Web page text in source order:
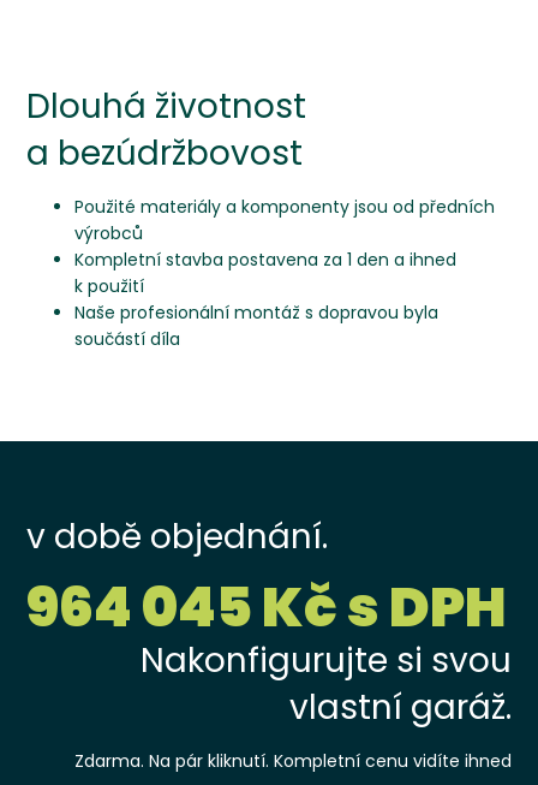
Dlouhá životnost
a bezúdržbovost
Použité materiály a komponenty jsou od předních
výrobců
Kompletní stavba postavena za 1 den a ihned
k použití
Naše profesionální montáž s dopravou byla
součástí díla
v době objednání.
964 045 Kč s DPH
Nakonfigurujte si svou
vlastní garáž.
Zdarma. Na pár kliknutí. Kompletní cenu vidíte ihned